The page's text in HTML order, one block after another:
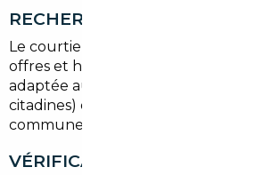
RECHERCHE DU VÉHICULE
Le courtier identifie des annonces
offres et historiques, et propose
adaptée aux besoins (SUV,
citadines) des habitants de Vélizy-
communes proches.
VÉRIFICATION HISTORIQUE